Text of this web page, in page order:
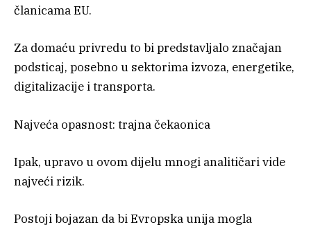
članicama EU.
Za domaću privredu to bi predstavljalo značajan
podsticaj, posebno u sektorima izvoza, energetike,
digitalizacije i transporta.
Najveća opasnost: trajna čekaonica
Ipak, upravo u ovom dijelu mnogi analitičari vide
najveći rizik.
Postoji bojazan da bi Evropska unija mogla